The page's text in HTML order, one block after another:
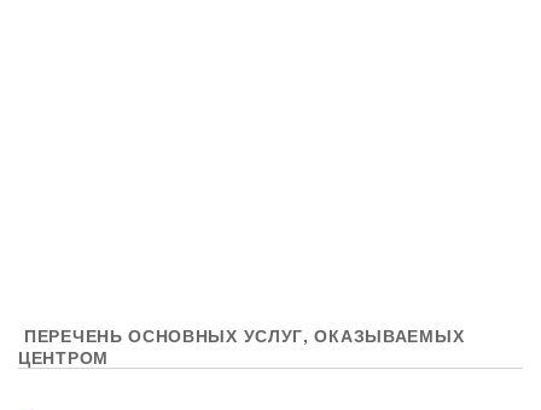
ПЕРЕЧЕНЬ ОСНОВНЫХ УСЛУГ, ОКАЗЫВАЕМЫХ
ЦЕНТРОМ